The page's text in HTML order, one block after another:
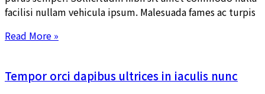
facilisi nullam vehicula ipsum. Malesuada fames ac turpis
Read More »
Tempor orci dapibus ultrices in iaculis nunc